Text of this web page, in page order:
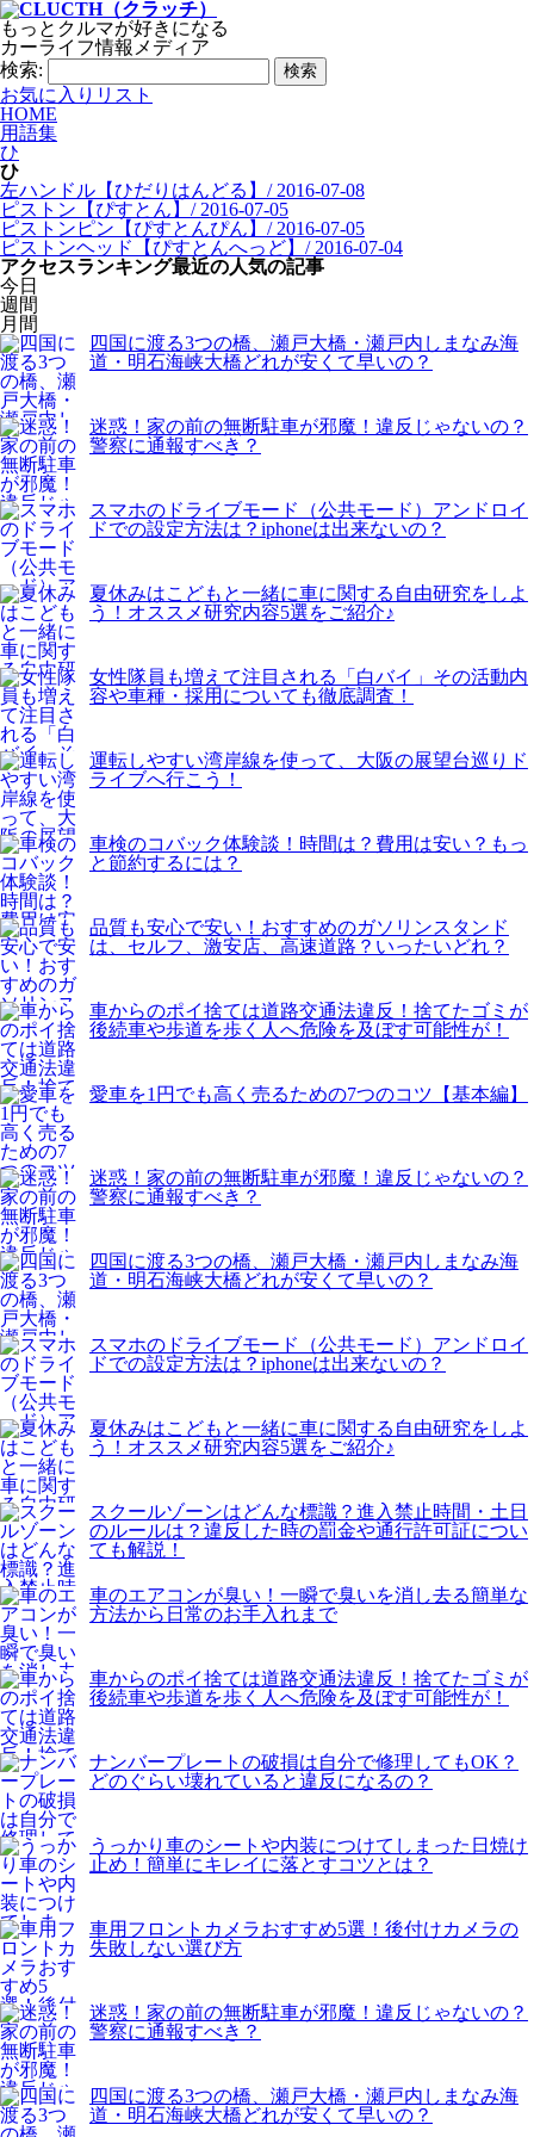
もっとクルマが好きになる
カーライフ情報メディア
検索:
お気に入りリスト
HOME
用語集
ひ
ひ
左ハンドル【ひだりはんどる】 / 2016-07-08
ピストン【ぴすとん】 / 2016-07-05
ピストンピン【ぴすとんぴん】 / 2016-07-05
ピストンヘッド【ぴすとんへっど】 / 2016-07-04
アクセスランキング最近の人気の記事
今日
週間
月間
四国に渡る3つの橋、瀬戸大橋・瀬戸内しまなみ海
道・明石海峡大橋どれが安くて早いの？
迷惑！家の前の無断駐車が邪魔！違反じゃないの？
警察に通報すべき？
スマホのドライブモード（公共モード）アンドロイ
ドでの設定方法は？iphoneは出来ないの？
夏休みはこどもと一緒に車に関する自由研究をしよ
う！オススメ研究内容5選をご紹介♪
女性隊員も増えて注目される「白バイ」その活動内
容や車種・採用についても徹底調査！
運転しやすい湾岸線を使って、大阪の展望台巡りド
ライブへ行こう！
車検のコバック体験談！時間は？費用は安い？もっ
と節約するには？
品質も安心で安い！おすすめのガソリンスタンド
は、セルフ、激安店、高速道路？いったいどれ？
車からのポイ捨ては道路交通法違反！捨てたゴミが
後続車や歩道を歩く人へ危険を及ぼす可能性が！
愛車を1円でも高く売るための7つのコツ【基本編】
迷惑！家の前の無断駐車が邪魔！違反じゃないの？
警察に通報すべき？
四国に渡る3つの橋、瀬戸大橋・瀬戸内しまなみ海
道・明石海峡大橋どれが安くて早いの？
スマホのドライブモード（公共モード）アンドロイ
ドでの設定方法は？iphoneは出来ないの？
夏休みはこどもと一緒に車に関する自由研究をしよ
う！オススメ研究内容5選をご紹介♪
スクールゾーンはどんな標識？進入禁止時間・土日
のルールは？違反した時の罰金や通行許可証につい
ても解説！
車のエアコンが臭い！一瞬で臭いを消し去る簡単な
方法から日常のお手入れまで
車からのポイ捨ては道路交通法違反！捨てたゴミが
後続車や歩道を歩く人へ危険を及ぼす可能性が！
ナンバープレートの破損は自分で修理してもOK？
どのぐらい壊れていると違反になるの？
うっかり車のシートや内装につけてしまった日焼け
止め！簡単にキレイに落とすコツとは？
車用フロントカメラおすすめ5選！後付けカメラの
失敗しない選び方
迷惑！家の前の無断駐車が邪魔！違反じゃないの？
警察に通報すべき？
四国に渡る3つの橋、瀬戸大橋・瀬戸内しまなみ海
道・明石海峡大橋どれが安くて早いの？